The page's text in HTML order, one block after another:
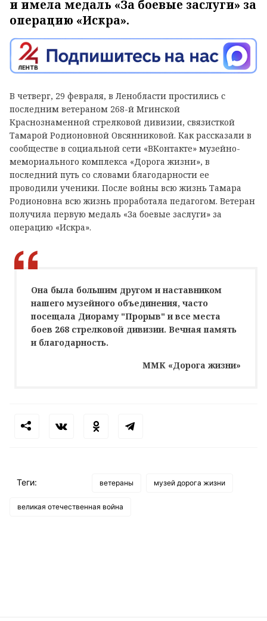
и имела медаль «За боевые заслуги» за
операцию «Искра».
В четверг, 29 февраля, в Ленобласти простились с
последним ветераном 268-й Мгинской
Краснознаменной стрелковой дивизии, связисткой
Тамарой Родионовной Овсянниковой. Как рассказали в
сообществе в социальной сети «ВКонтакте» музейно-
мемориального комплекса «Дорога жизни», в
последний путь со словами благодарности ее
проводили ученики. После войны всю жизнь Тамара
Родионовна всю жизнь проработала педагогом. Ветеран
получила первую медаль «За боевые заслуги» за
операцию «Искра».
Она была большим другом и наставником
нашего музейного объединения, часто
посещала Диораму "Прорыв" и все места
боев 268 стрелковой дивизии. Вечная память
и благодарность.
ММК «Дорога жизни»
Теги: ветераны музей дорога жизни
великая отечественная война